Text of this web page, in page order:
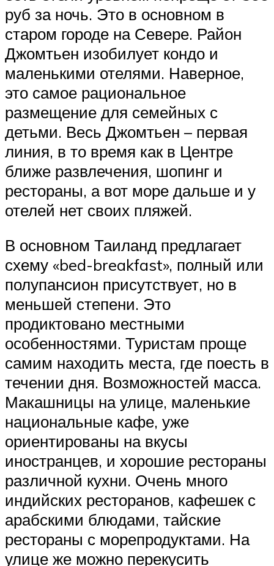
руб за ночь. Это в основном в
старом городе на Севере. Район
Джомтьен изобилует кондо и
маленькими отелями. Наверное,
это самое рациональное
размещение для семейных с
детьми. Весь Джомтьен – первая
линия, в то время как в Центре
ближе развлечения, шопинг и
рестораны, а вот море дальше и у
отелей нет своих пляжей.
В основном Таиланд предлагает
схему «bed-breakfast», полный или
полупансион присутствует, но в
меньшей степени. Это
продиктовано местными
особенностями. Туристам проще
самим находить места, где поесть в
течении дня. Возможностей масса.
Макашницы на улице, маленькие
национальные кафе, уже
ориентированы на вкусы
иностранцев, и хорошие рестораны
различной кухни. Очень много
индийских ресторанов, кафешек с
арабскими блюдами, тайские
рестораны с морепродуктами. На
улице же можно перекусить